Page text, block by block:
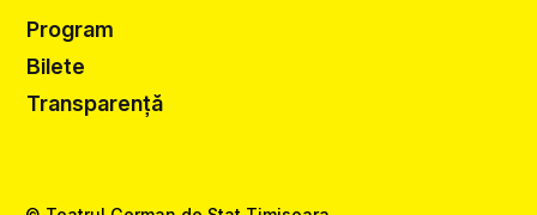
Program
Bilete
Transparență